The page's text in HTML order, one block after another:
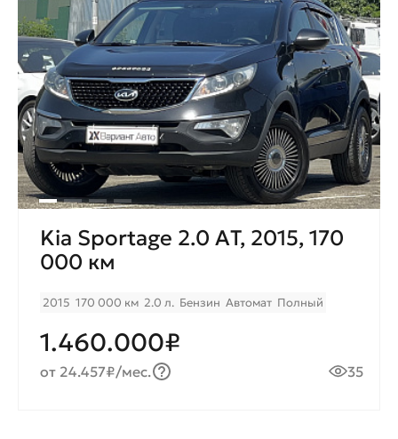
Kia Sportage 2.0 AТ, 2015, 170
000 км
2015 170 000 км 2.0 л. Бензин Автомат Полный
1.460.000₽
от 24.457₽/мес. 35